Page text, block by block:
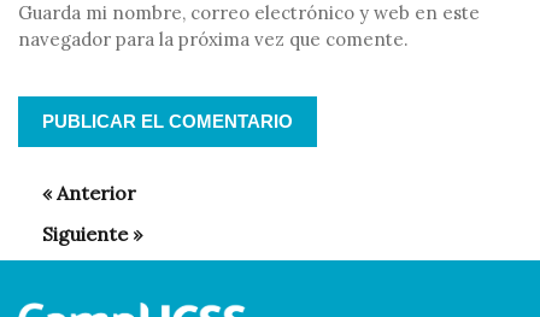
Guarda mi nombre, correo electrónico y web en este
navegador para la próxima vez que comente.